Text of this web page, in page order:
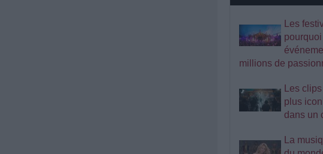
Les
millions de
Les
plus
dans un
La